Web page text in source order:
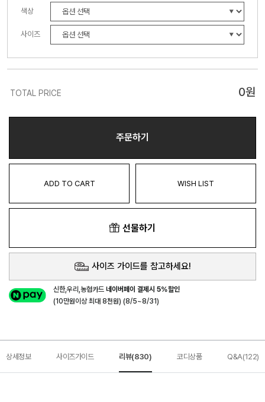
색상
사이즈
TOTAL PRICE 0원
주문하기
ADD TO CART WISH LIST
선물하기
사이즈 가이드를 참고하세요!
신한,우리,농협카드네이버페이 결제시 5%할인
(10만원이상 최대 8천원) (8/5~8/31)
상세정보 사이즈가이드 리뷰(830) 코디상품 Q&A(122)